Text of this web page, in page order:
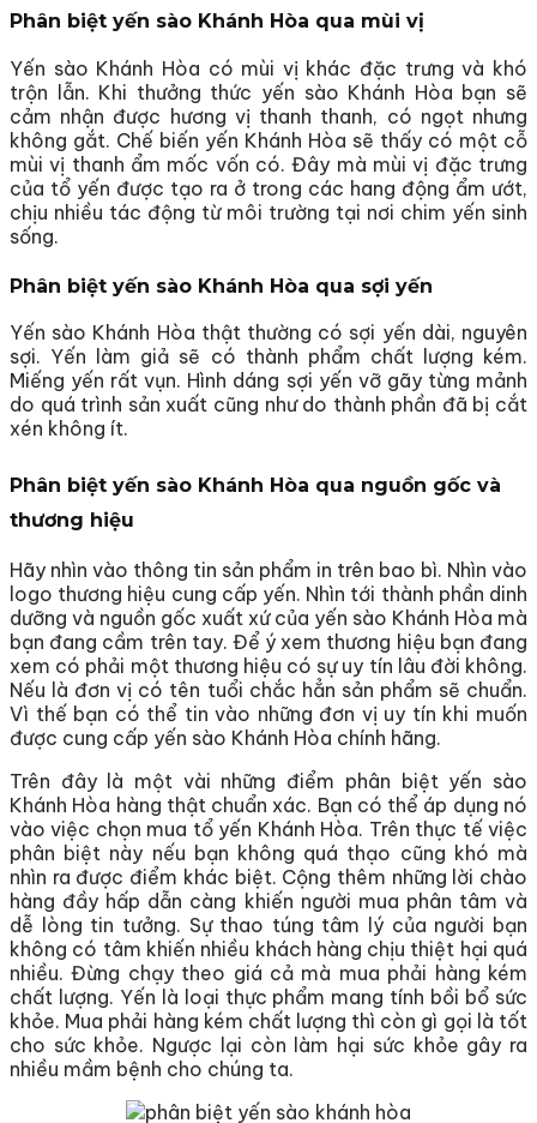
Phân biệt yến sào Khánh Hòa qua mùi vị
Yến sào Khánh Hòa có mùi vị khác đặc trưng và khó
trộn lẫn. Khi thưởng thức yến sào Khánh Hòa bạn sẽ
cảm nhận được hương vị thanh thanh, có ngọt nhưng
không gắt. Chế biến yến Khánh Hòa sẽ thấy có một cỗ
mùi vị thanh ẩm mốc vốn có. Đây mà mùi vị đặc trưng
của tổ yến được tạo ra ở trong các hang động ẩm ướt,
chịu nhiều tác động từ môi trường tại nơi chim yến sinh
sống.
Phân biệt yến sào Khánh Hòa qua sợi yến
Yến sào Khánh Hòa thật thường có sợi yến dài, nguyên
sợi. Yến làm giả sẽ có thành phẩm chất lượng kém.
Miếng yến rất vụn. Hình dáng sợi yến vỡ gãy từng mảnh
do quá trình sản xuất cũng như do thành phần đã bị cắt
xén không ít.
Phân biệt yến sào Khánh Hòa qua nguồn gốc và
thương hiệu
Hãy nhìn vào thông tin sản phẩm in trên bao bì. Nhìn vào
logo thương hiệu cung cấp yến. Nhìn tới thành phần dinh
dưỡng và nguồn gốc xuất xứ của yến sào Khánh Hòa mà
bạn đang cầm trên tay. Để ý xem thương hiệu bạn đang
xem có phải một thương hiệu có sự uy tín lâu đời không.
Nếu là đơn vị có tên tuổi chắc hẳn sản phẩm sẽ chuẩn.
Vì thế bạn có thể tin vào những đơn vị uy tín khi muốn
được cung cấp yến sào Khánh Hòa chính hãng.
Trên đây là một vài những điểm phân biệt yến sào
Khánh Hòa hàng thật chuẩn xác. Bạn có thể áp dụng nó
vào việc chọn mua tổ yến Khánh Hòa. Trên thực tế việc
phân biệt này nếu bạn không quá thạo cũng khó mà
nhìn ra được điểm khác biệt. Cộng thêm những lời chào
hàng đầy hấp dẫn càng khiến người mua phân tâm và
dễ lòng tin tưởng. Sự thao túng tâm lý của người bạn
không có tâm khiến nhiều khách hàng chịu thiệt hại quá
nhiều. Đừng chạy theo giá cả mà mua phải hàng kém
chất lượng. Yến là loại thực phẩm mang tính bồi bổ sức
khỏe. Mua phải hàng kém chất lượng thì còn gì gọi là tốt
cho sức khỏe. Ngược lại còn làm hại sức khỏe gây ra
nhiều mầm bệnh cho chúng ta.